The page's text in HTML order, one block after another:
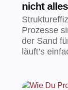
nicht
Prozesse
der Sand
läuft’s